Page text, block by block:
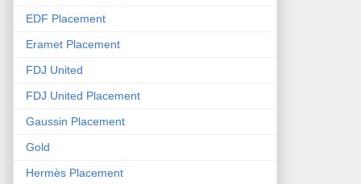
EDF Placement
Eramet Placement
FDJ United
FDJ United Placement
Gaussin Placement
Gold
Hermès Placement